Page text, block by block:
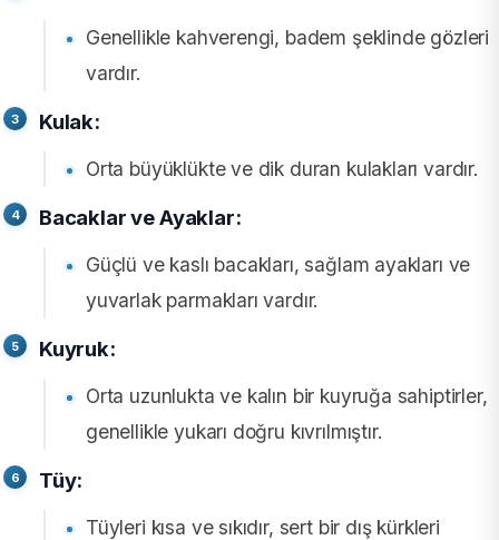
Genellikle kahverengi, badem şeklinde gözleri
vardır.
Kulak:
Orta büyüklükte ve dik duran kulakları vardır.
Bacaklar ve Ayaklar:
Güçlü ve kaslı bacakları, sağlam ayakları ve
yuvarlak parmakları vardır.
Kuyruk:
Orta uzunlukta ve kalın bir kuyruğa sahiptirler,
genellikle yukarı doğru kıvrılmıştır.
Tüy:
Tüyleri kısa ve sıkıdır, sert bir dış kürkleri